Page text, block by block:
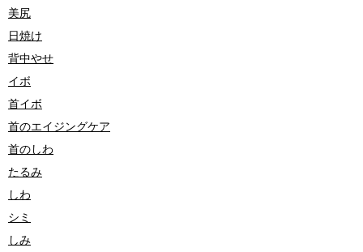
美尻
日焼け
背中やせ
イボ
首イボ
首のエイジングケア
首のしわ
たるみ
しわ
シミ
しみ